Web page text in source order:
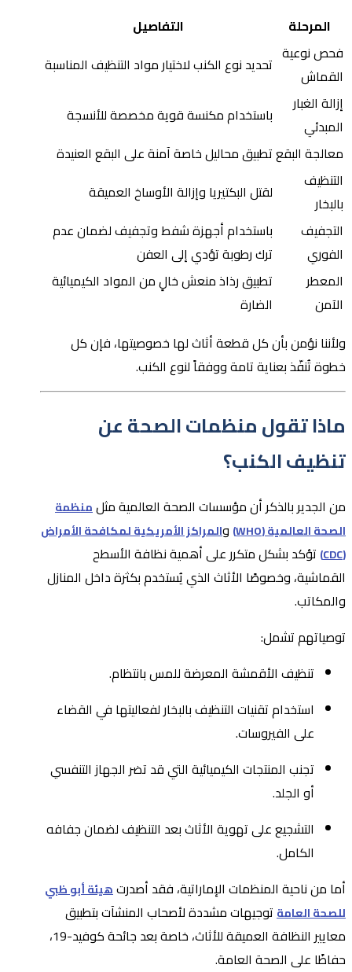
المرحلة
التفاصيل
فحص نوعية
القماش
تحديد نوع الكنب لاختيار مواد التنظيف المناسبة
إزالة الغبار
المبدئي
باستخدام مكنسة قوية مخصصة للأنسجة
معالجة البقعتطبيق محاليل خاصة آمنة على البقع العنيدة
التنظيف
بالبخار
لقتل البكتيريا وإزالة الأوساخ العميقة
التجفيف
الفوري
باستخدام أجهزة شفط وتجفيف لضمان عدم
ترك رطوبة تؤدي إلى العفن
المعطر
الآمن
تطبيق رذاذ منعش خالٍ من المواد الكيميائية
الضارة
ولأننا نؤمن بأن كل قطعة أثاث لها خصوصيتها، فإن كل
خطوة تُنفّذ بعناية تامة ووفقاً لنوع الكنب.
ماذا تقول منظمات الصحة عن
تنظيف الكنب؟
من الجدير بالذكر أن مؤسسات الصحة العالمية مثلمنظمة
الصحة العالمية (WHO)
والمراكز الأمريكية لمكافحة الأمراض
(CDC)
تؤكد بشكل متكرر على أهمية نظافة الأسطح
القماشية، وخصوصًا الأثاث الذي يُستخدم بكثرة داخل المنازل
والمكاتب.
توصياتهم تشمل:
تنظيف الأقمشة المعرضة للمس بانتظام.
استخدام تقنيات التنظيف بالبخار لفعاليتها في القضاء
على الفيروسات.
تجنب المنتجات الكيميائية التي قد تضر الجهاز التنفسي
أو الجلد.
التشجيع على تهوية الأثاث بعد التنظيف لضمان جفافه
الكامل.
أما من ناحية المنظمات الإماراتية، فقد أصدرتهيئة أبو ظبي
للصحة العامةتوجيهات مشددة لأصحاب المنشآت بتطبيق
معايير النظافة العميقة للأثاث، خاصة بعد جائحة كوفيد-19،
حفاظًا على الصحة العامة.